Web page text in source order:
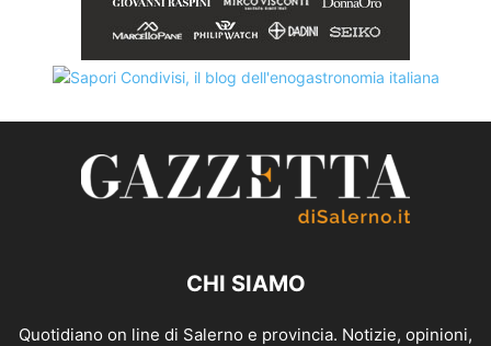
CHI SIAMO
Quotidiano on line di Salerno e provincia. Notizie, opinioni,